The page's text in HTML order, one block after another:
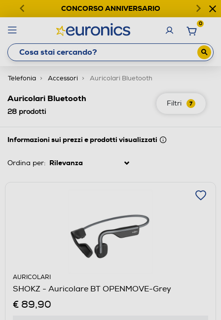
CONCORSO ANNIVERSARIO
0
Telefonia Accessori Auricolari Bluetooth
Filtri 7
Auricolari Bluetooth
28 prodotti
Informazioni sui prezzi e prodotti visualizzati
Ordina per:
AURICOLARI
SHOKZ - Auricolare BT OPENMOVE-Grey
€ 89,90